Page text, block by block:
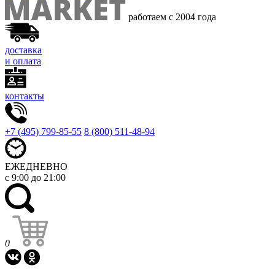
работаем с 2004 года
доставка
и оплата
контакты
+7 (495) 799-85-55 8 (800) 511-48-94
ЕЖЕДНЕВНО
с 9:00 до 21:00
0